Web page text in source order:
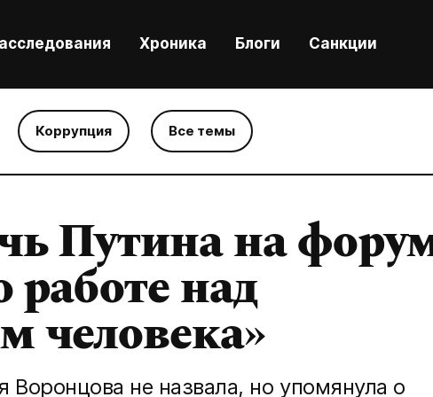
Хроника Блоги Санкции
Коррупция Все темы
Путина на
работе над
человека»
Воронцова не назвала, но упомянула о